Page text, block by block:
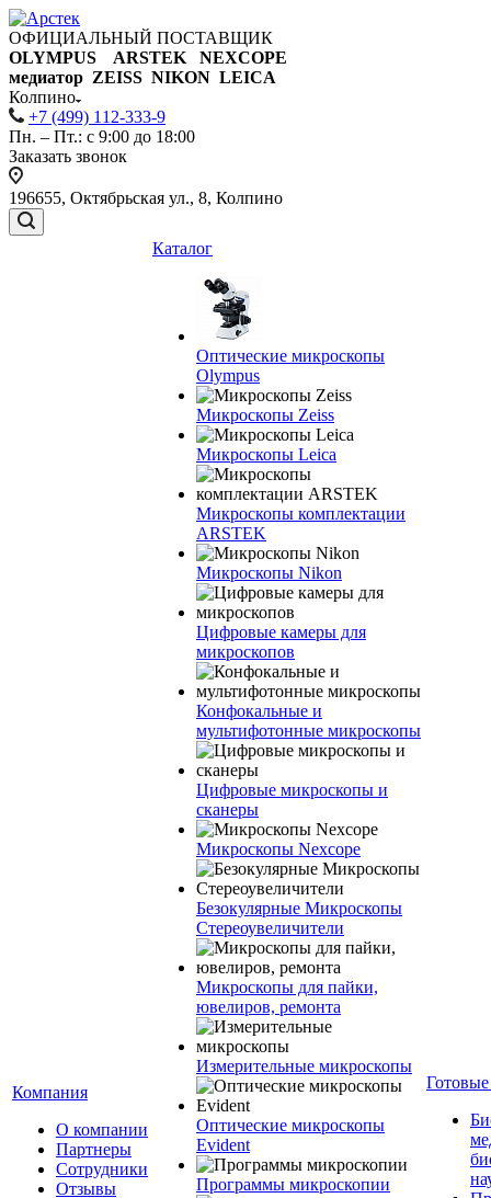
ОФИЦИАЛЬНЫЙ ПОСТАВЩИК
OLYMPUS ARSTEK NEXCOPE
медиатор ZEISS NIKON LEICA
Колпино
+7 (499) 112-333-9
Пн. – Пт.: с 9:00 до 18:00
Заказать звонок
196655, Октябрьская ул., 8, Колпино
Компания
О компании
Партнеры
Сотрудники
Отзывы
Каталог
Оптические микроскопы
Olympus
Микроскопы Zeiss
Микроскопы Leica
Микроскопы комплектации
ARSTEK
Микроскопы Nikon
Цифровые камеры для
микроскопов
Конфокальные и
мультифотонные микроскопы
Цифровые микроскопы и
сканеры
Микроскопы Nexcope
Безокулярные Микроскопы
Стереоувеличители
Микроскопы для пайки,
ювелиров, ремонта
Измерительные микроскопы
Оптические микроскопы
Evident
Программы микроскопии